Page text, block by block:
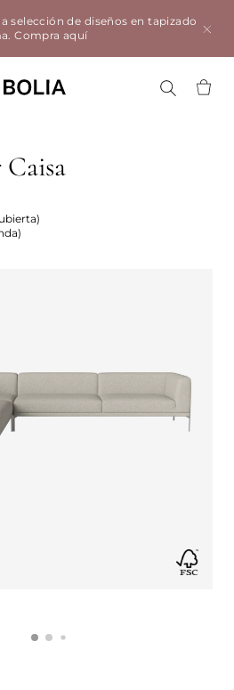
selección de diseños en tapizado
Compra aquí